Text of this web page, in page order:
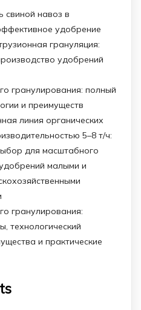
свиной навоз в
удобрение
грануляция:
удобрений
гранулирования: полный
и преимуществ
линия органических
5–8 т/ч:
для масштабного
малыми и
гранулирования:
технологический
и практические